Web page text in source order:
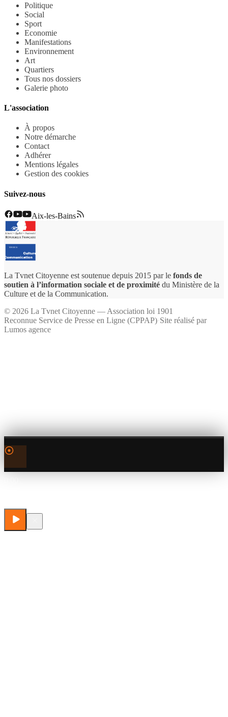
Politique
Social
Sport
Economie
Manifestations
Environnement
Art
Quartiers
Tous nos dossiers
Galerie photo
L'association
À propos
Notre démarche
Contact
Adhérer
Mentions légales
Gestion des cookies
Suivez-nous
Aix-les-Bains
La Tvnet Citoyenne est soutenue depuis 2015 par le fonds de
soutien à l’information sociale et de proximité du Ministère de la
Culture et de la Communication.
© 2026 La Tvnet Citoyenne — Association loi 1901
Reconnue Service de Presse en Ligne (CPPAP)·Site réalisé par
Lumos agence